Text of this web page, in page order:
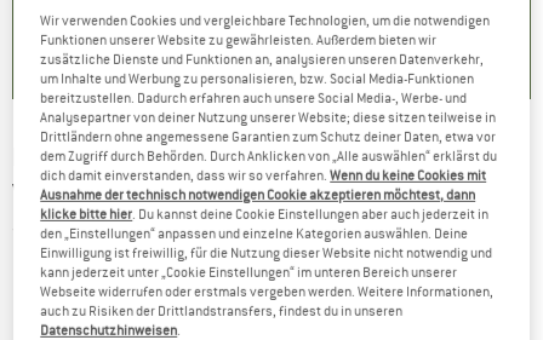
)
1
0.0(0)
4.9(7)
ION -Women's IOB Bike Shorts Seek -
Velohose
(0)
Wir verwenden Cookies und vergleichbare Technologien, um die notwendigen
Funktionen unserer Website zu gewährleisten. Außerdem bieten wir
zusätzliche Dienste und Funktionen an, analysieren unseren Datenverkehr,
um Inhalte und Werbung zu personalisieren, bzw. Social Media-Funktionen
bereitzustellen. Dadurch erfahren auch unsere Social Media-, Werbe- und
Analysepartner von deiner Nutzung unserer Website; diese sitzen teilweise in
Drittländern ohne angemessene Garantien zum Schutz deiner Daten, etwa vor
dem Zugriff durch Behörden. Durch Anklicken von „Alle auswählen“ erklärst du
dich damit einverstanden, dass wir so verfahren.Wenn du keine Cookies mit
Ausnahme der technisch notwendigen Cookie akzeptieren möchtest, dann
klicke bitte hier . Du kannst deine Cookie Einstellungen aber auch jederzeit in
den „Einstellungen“ anpassen und einzelne Kategorien auswählen. Deine
Einwilligung ist freiwillig, für die Nutzung dieser Website nicht notwendig und
kann jederzeit unter „Cookie Einstellungen“ im unteren Bereich unserer
Webseite widerrufen oder erstmals vergeben werden. Weitere Informationen,
auch zu Risiken der Drittlandstransfers, findest du in unseren
Datenschutzhinweisen